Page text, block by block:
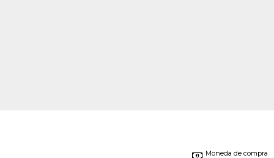
Moneda de compra